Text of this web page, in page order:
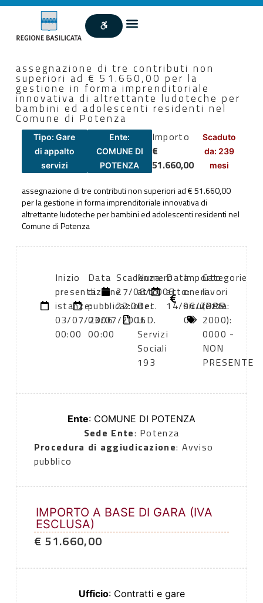
assegnazione di tre contributi non
superiori ad € 51.660,00 per la
gestione in forma imprenditoriale
innovativa di altrettante ludoteche per
bambini ed adolescenti residenti nel
Comune di Potenza
Tipo: Gare
di appalto
servizi
Ente:
COMUNE DI
POTENZA
Importo
€
51.660,00
Scaduto
da: 239
mesi
assegnazione di tre contributi non superiori ad € 51.660,00
per la gestione in forma imprenditoriale innovativa di
altrettante ludoteche per bambini ed adolescenti residenti nel
Comune di Potenza
Inizio
presentazione
istanze:
03/07/2006
00:00
Data
di
pubblicazione:
03/07/2006
00:00
Scadenza:
27/08/2006
22:00
Numero
atto:
Det.
U.D.
Servizi
Sociali
193
Data
atto:
14/06/2006
Importo
oneri
sicurezza:
0
Categorie
lavori
(DPR
2000):
0000 -
NON
PRESENTE
Ente: COMUNE DI POTENZA
Sede Ente: Potenza
Procedura di aggiudicazione: Avviso
pubblico
IMPORTO A BASE DI GARA (IVA
ESCLUSA)
€ 51.660,00
Ufficio: Contratti e gare